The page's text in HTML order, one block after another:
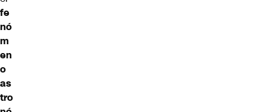
fe
nó
m
en
o
as
tro